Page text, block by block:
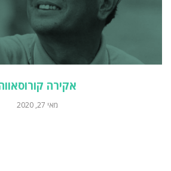
אקירה קורוסאווה
מאי 27, 2020